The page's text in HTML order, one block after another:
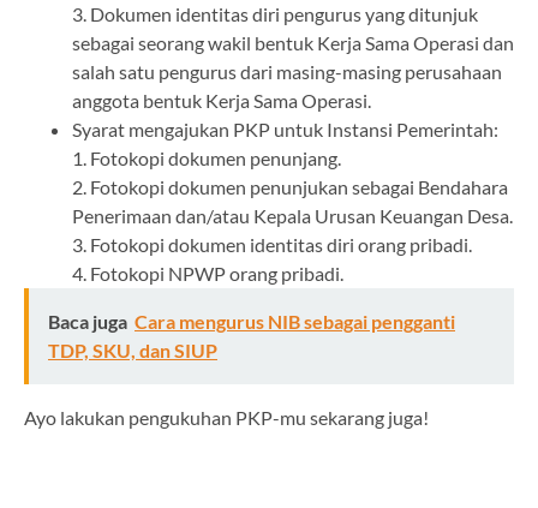
3. Dokumen identitas diri pengurus yang ditunjuk
sebagai seorang wakil bentuk Kerja Sama Operasi dan
salah satu pengurus dari masing-masing perusahaan
anggota bentuk Kerja Sama Operasi.
Syarat mengajukan PKP untuk Instansi Pemerintah:
1. Fotokopi dokumen penunjang.
2. Fotokopi dokumen penunjukan sebagai Bendahara
Penerimaan dan/atau Kepala Urusan Keuangan Desa.
3. Fotokopi dokumen identitas diri orang pribadi.
4. Fotokopi NPWP orang pribadi.
Baca juga Cara mengurus NIB sebagai pengganti
TDP, SKU, dan SIUP
Ayo lakukan pengukuhan PKP-mu sekarang juga!